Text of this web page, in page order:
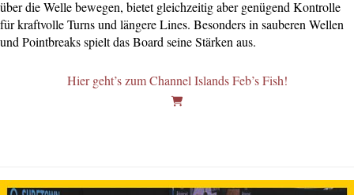
über die Welle bewegen, bietet gleichzeitig aber genügend Kontrolle
für kraftvolle Turns und längere Lines. Besonders in sauberen Wellen
und Pointbreaks spielt das Board seine Stärken aus.
Hier geht’s zum Channel Islands Feb’s Fish!